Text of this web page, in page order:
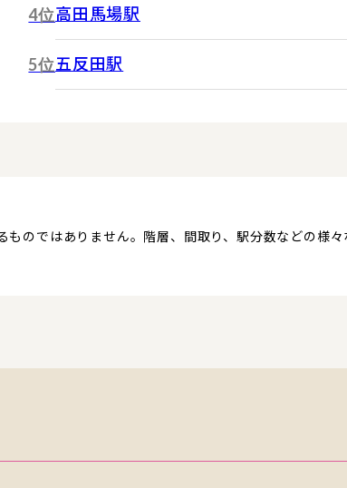
4位高田馬場駅
5位五反田駅
のではありません。階層、間取り、駅分数などの様々